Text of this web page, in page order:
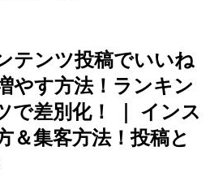
テンツ投稿でいいね
やす方法！ランキン
で差別化！ ｜ インス
＆集客方法！投稿と